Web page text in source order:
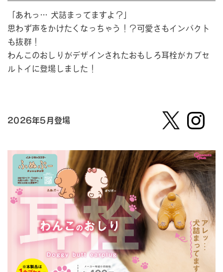
「あれっ… 犬詰まってますよ？」
思わず声をかけたくなっちゃう！？可愛さもインパクト
も抜群！
わんこのおしりがデザインされたおもしろ耳栓がカプセ
ルトイに登場しました！
2026年5月登場
ーナッ
ツクラ
ブのカ
プセル
トイの
Xはこ
ちら
ナッ
ツ・ク
ラブ
カプセ
ルトイ
ーの人
（公
式）のI
nstag
ramは
こちら